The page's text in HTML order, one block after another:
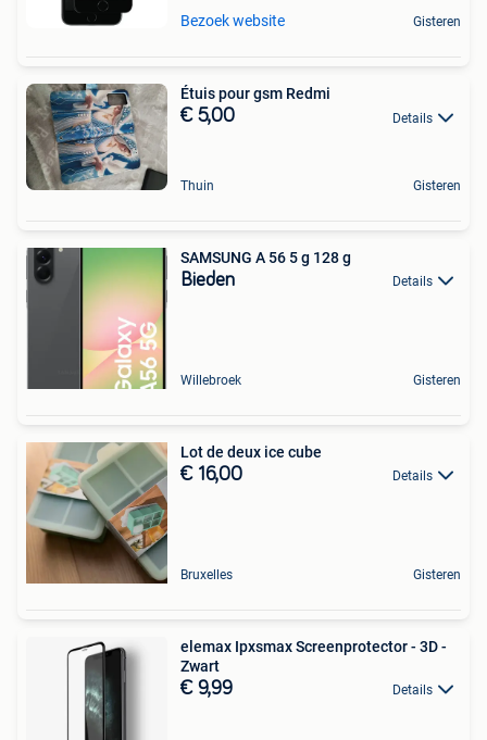
Bezoek website Gisteren
Étuis pour gsm Redmi
€ 5,00 Details
Thuin Gisteren
SAMSUNG A 56 5 g 128 g
Bieden Details
Willebroek Gisteren
Lot de deux ice cube
€ 16,00 Details
Bruxelles Gisteren
elemax Ipxsmax Screenprotector - 3D -
Zwart
€ 9,99 Details